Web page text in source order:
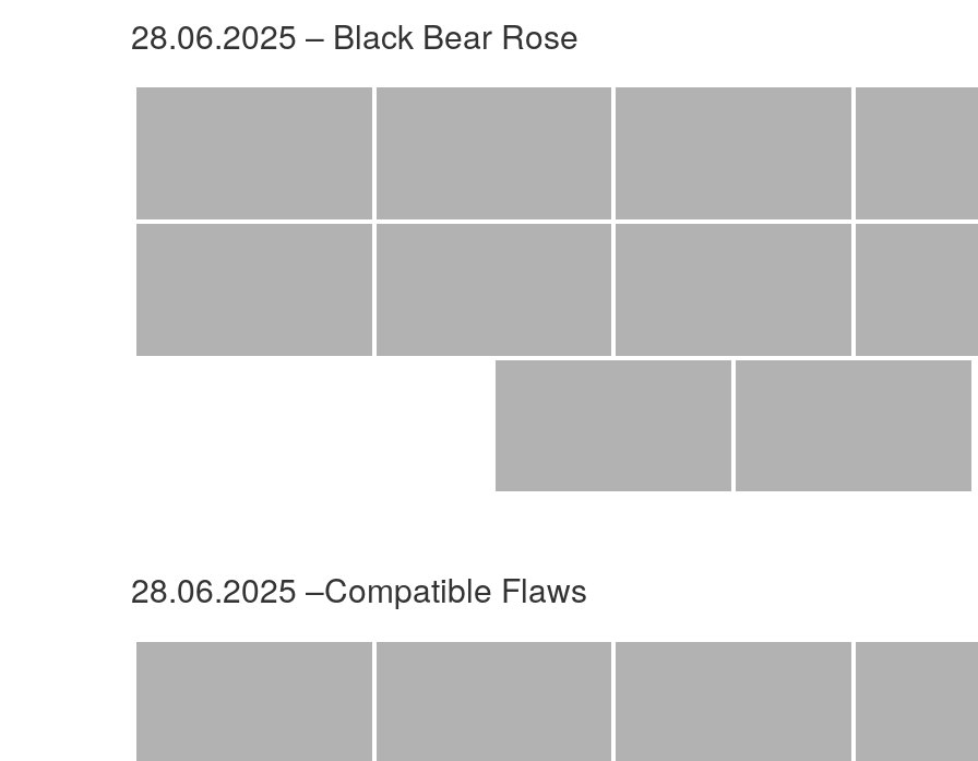
28.06.2025 – Black Bear Rose
28.06.2025 –Compatible Flaws